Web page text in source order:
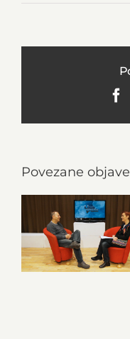
Povezane objave